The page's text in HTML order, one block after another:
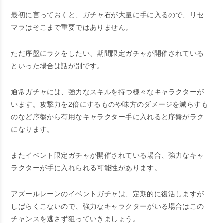
最初に言っておくと、ガチャ石が大量に手に入るので、リセ
マラはそこまで重要ではありません。
ただ序盤にラクをしたい、期間限定ガチャが開催されている
といった場合は話が別です。
通常ガチャには、強力なスキルを持つ様々なキャラクターが
います。攻撃力を2倍にするものや味方のダメージを減らすも
のなど序盤から有用なキャラクター手に入れると序盤がラク
になります。
またイベント限定ガチャが開催されている場合、強力なキャ
ラクターが手に入れられる可能性があります。
アズールレーンのイベントガチャは、定期的に復活しますが
しばらくこないので、強力なキャラクターがいる場合はこの
チャンスを逃さず狙っていきましょう。